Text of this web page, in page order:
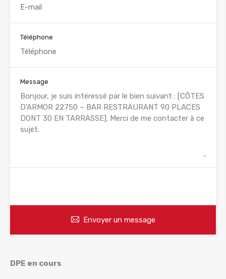
Téléphone
Message
Envoyer un message
DPE en cours